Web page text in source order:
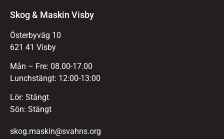
Skog & Maskin Visby
Österbyväg 10
621 41 Visby
Mån – Fre: 08.00-17.00
Lunchstängt: 12:00-13:00
Lör: Stängt
Sön: Stängt
skog.maskin@svahns.org